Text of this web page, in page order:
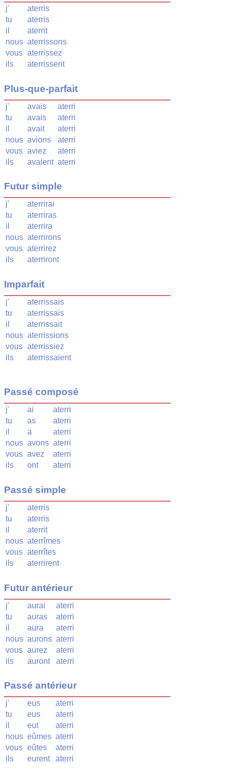
j'
aterris
tu
aterris
il
aterrit
nous aterrissons
vous aterrissez
ils
aterrissent
Plus-que-parfait
j' avais
aterri
tu
avais
aterri
il
avait
aterri
nous avions
aterri
vous aviez
aterri
ils
avaient aterri
Futur simple
j'
aterrirai
tu
aterriras
il
aterrira
nous aterrirons
vous aterrirez
ils
aterriront
Imparfait
j'
aterrissais
tu
aterrissais
il
aterrissait
nous aterrissions
vous aterrissiez
ils
aterrissaient
Passé composé
j' ai
aterri
tu
as
aterri
il
a
aterri
nous avons aterri
vous avez
aterri
ils
ont aterri
Passé simple
j'
aterris
tu
aterris
il
aterrit
nous aterrîmes
vous aterrîtes
ils
aterrirent
Futur antérieur
j' aurai
aterri
tu
auras
aterri
il
aura
aterri
nous aurons aterri
vous aurez
aterri
ils
auront aterri
Passé antérieur
j' eus
aterri
tu
eus
aterri
il
eut
aterri
nous eûmes aterri
vous eûtes
aterri
ils
eurent aterri